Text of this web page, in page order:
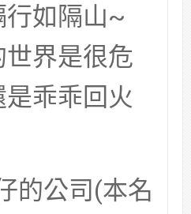
如隔山~
界是很危
乖乖回火
的公司(本名